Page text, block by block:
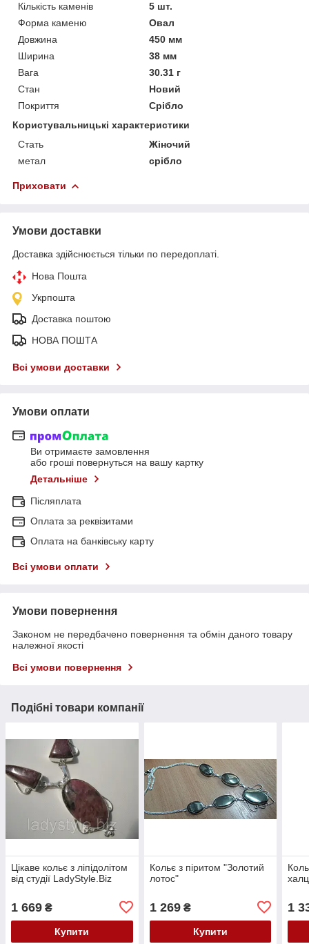
Кількість каменів
5 шт.
Форма каменю
Овал
Довжина
450 мм
Ширина
38 мм
Вага
30.31 г
Стан
Новий
Покриття
Срібло
Користувальницькі характеристики
Стать
Жіночий
метал
срібло
Приховати
Умови доставки
Доставка здійснюється тільки по передоплаті.
Нова Пошта
Укрпошта
Доставка поштою
НОВА ПОШТА
Всі умови доставки
Умови оплати
Ви отримаєте замовлення
або гроші повернуться на вашу картку
Детальніше
Післяплата
Оплата за реквізитами
Оплата на банківську карту
Всі умови оплати
Умови повернення
Законом не передбачено повернення та обмін даного товару
належної якості
Всі умови повернення
Подібні товари компанії
Цікаве кольє з ліпідолітом
від студії LadyStyle.Biz
1 669 ₴
Купити
Кольє з піритом "Золотий
лотос"
1 269₴
Купити
1